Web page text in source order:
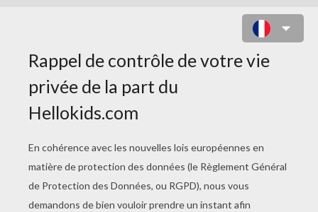
COURRIER DU 9/04/08 : PAGE 1